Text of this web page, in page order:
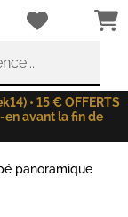
• 15 € OFFERTS
avant la fin de
panoramique